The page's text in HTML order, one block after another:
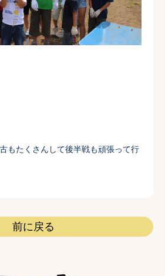
もたくさんして後半戦も頑張って行
前に戻る